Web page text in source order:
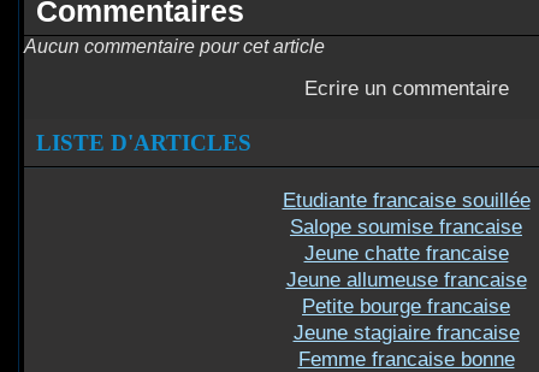
Commentaires
Aucun commentaire pour cet article
Ecrire un commentaire
LISTE D'ARTICLES
Etudiante francaise souillée
Salope soumise francaise
Jeune chatte francaise
Jeune allumeuse francaise
Petite bourge francaise
Jeune stagiaire francaise
Femme francaise bonne